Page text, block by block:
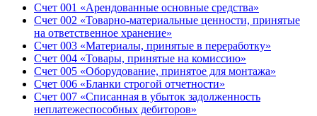
Счет 001 «Арендованные основные средства»
Счет 002 «Товарно-материальные ценности, принятые
на ответственное хранение»
Счет 003 «Материалы, принятые в переработку»
Счет 004 «Товары, принятые на комиссию»
Счет 005 «Оборудование, принятое для монтажа»
Счет 006 «Бланки строгой отчетности»
Счет 007 «Списанная в убыток задолженность
неплатежеспособных дебиторов»